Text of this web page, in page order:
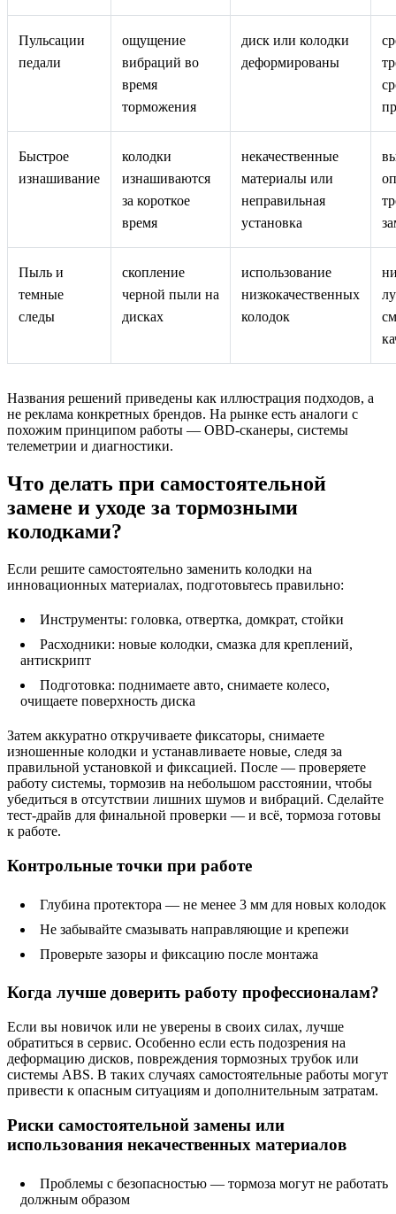
Пульсации
педали
ощущение
вибраций во
время
торможения
диск или колодки
деформированы
Быстрое
изнашивание
колодки
изнашиваются
за короткое
время
некачественные
материалы или
неправильная
установка
Пыль и
темные
следы
скопление
черной пыли на
дисках
использование
низкокачественных
колодок
Названия решений приведены как иллюстрация подходов, а
не реклама конкретных брендов. На рынке есть аналоги с
похожим принципом работы — OBD‑сканеры, системы
телеметрии и диагностики.
Что делать при самостоятельной
замене и уходе за тормозными
колодками?
Если решите самостоятельно заменить колодки на
инновационных материалах, подготовьтесь правильно:
Инструменты: головка, отвертка, домкрат, стойки
Расходники: новые колодки, смазка для креплений,
антискрипт
Подготовка: поднимаете авто, снимаете колесо,
очищаете поверхность диска
Затем аккуратно откручиваете фиксаторы, снимаете
изношенные колодки и устанавливаете новые, следя за
правильной установкой и фиксацией. После — проверяете
работу системы, тормозив на небольшом расстоянии, чтобы
убедиться в отсутствии лишних шумов и вибраций. Сделайте
тест-драйв для финальной проверки — и всё, тормоза готовы
к работе.
Контрольные точки при работе
Глубина протектора — не менее 3 мм для новых колодок
Не забывайте смазывать направляющие и крепежи
Проверьте зазоры и фиксацию после монтажа
Когда лучше доверить работу профессионалам?
Если вы новичок или не уверены в своих силах, лучше
обратиться в сервис. Особенно если есть подозрения на
деформацию дисков, повреждения тормозных трубок или
системы ABS. В таких случаях самостоятельные работы могут
привести к опасным ситуациям и дополнительным затратам.
Риски самостоятельной замены или
использования некачественных материалов
Проблемы с безопасностью — тормоза могут не работать
должным образом